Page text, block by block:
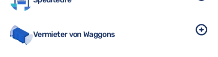
Vermieter von Waggons